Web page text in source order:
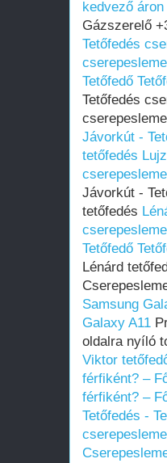
kedvező áron
Gázszerelő
Tetőfedés
Tetőfedő
Tetőfedés
Jávorkút -
tetőfedés
Jávorkút -
tetőfedés
Tetőfedő
Lénárd
Samsung
Galaxy A11
oldalra nyíló
Viktor
férfiként? –
férfiként? –
Tetőfedés -